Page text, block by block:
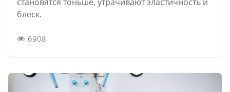
блеск.
6908